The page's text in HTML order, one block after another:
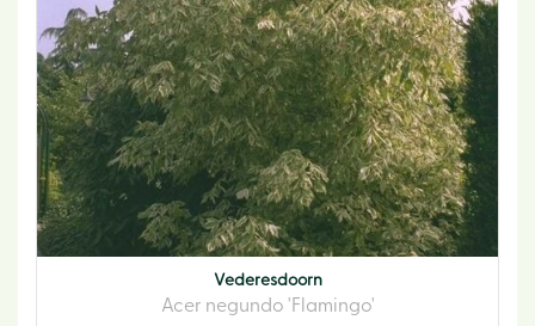
Vederesdoorn
Acer negundo 'Flamingo'